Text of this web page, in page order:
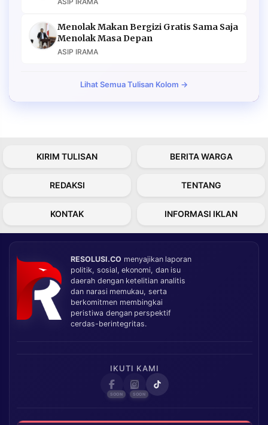
Menolak Makan Bergizi Gratis Sama Saja
Menolak Masa Depan
ASIP IRAMA
Lihat Semua Tulisan Kolom →
KIRIM TULISAN BERITA WARGA
REDAKSI TENTANG
KONTAK INFORMASI IKLAN
RESOLUSI.CO menyajikan laporan
politik, sosial, ekonomi, dan isu
daerah dengan ketelitian analitis
dan narasi memukau, serta
berkomitmen membingkai
peristiwa dengan perspektif
cerdas-berintegritas.
IKUTI KAMI